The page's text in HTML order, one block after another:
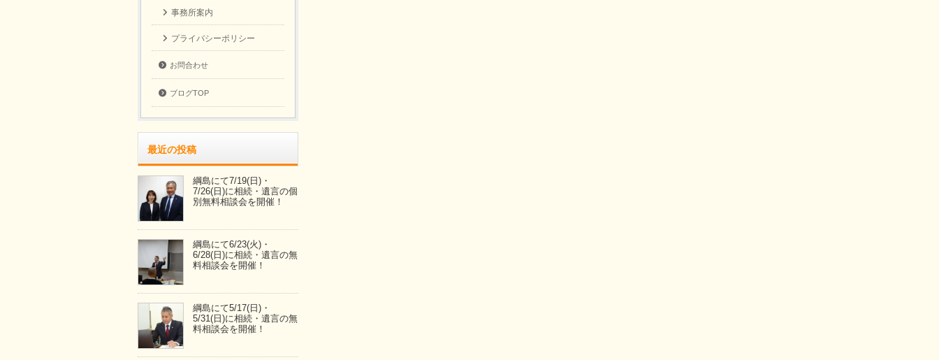
事務所案内
プライバシーポリシー
お問合わせ
ブログTOP
最近の投稿
綱島にて7/19(日)・
7/26(日)に相続・遺言の個
別無料相談会を開催！
綱島にて6/23(火)・
6/28(日)に相続・遺言の無
料相談会を開催！
綱島にて5/17(日)・
5/31(日)に相続・遺言の無
料相談会を開催！